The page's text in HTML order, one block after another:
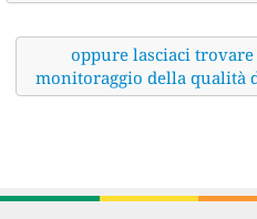
oppure lasciaci
monitoraggio della qualità